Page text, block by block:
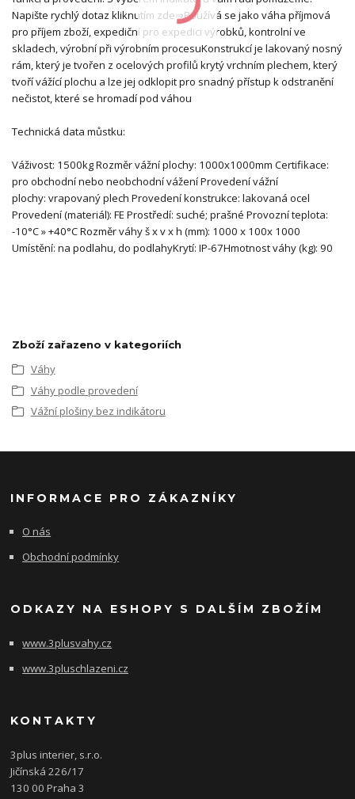
Napište rychlý dotaz kliknutím zde⇒Používá se jako váha příjmová
pro příjem zboží, expediční pro expedici výrobků, kontrolní ve
skladech, výrobní při výrobním procesuKonstrukcí je lakovaný nosný
rám, který je tvořen z ocelových profilů krytý vrchním plechem, který
tvoří vážící plochu a lze jej odklopit pro snadný přístup k odstranění
nečistot, které se hromadí pod váhou
Technická data můstku:
Váživost: 1500kg Rozměr vážní plochy: 1000x1000mm Certifikace:
pro obchodní nebo neobchodní vážení Provedení vážní
plochy: vrapovaný plech Provedení konstrukce: lakovaná ocel
Provedení (materiál): FE Prostředí: suché; prašné Provozní teplota:
-10°C » +40°C Rozměr váhy š x v x h (mm): 1000 x 100x 1000
Umístění: na podlahu, do podlahyKrytí: IP-67Hmotnost váhy (kg): 90
Zboží zařazeno v kategoriích
Váhy
Váhy podle provedení
Vážní plošiny bez indikátoru
INFORMACE PRO ZÁKAZNÍKY
O nás
Obchodní podmínky
ODKAZY NA ESHOPY S DALŠÍM ZBOŽÍM
www.3plusvahy.cz
www.3pluschlazeni.cz
KONTAKTY
3plus interier, s.r.o.
Jičínská 226/17
130 00 Praha 3